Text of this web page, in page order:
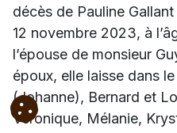
décès de Pauline
12 novembre 2023, à
l’épouse de monsieur
époux, elle laisse dans
(Johanne), Bernard et
Véronique, Mélanie,